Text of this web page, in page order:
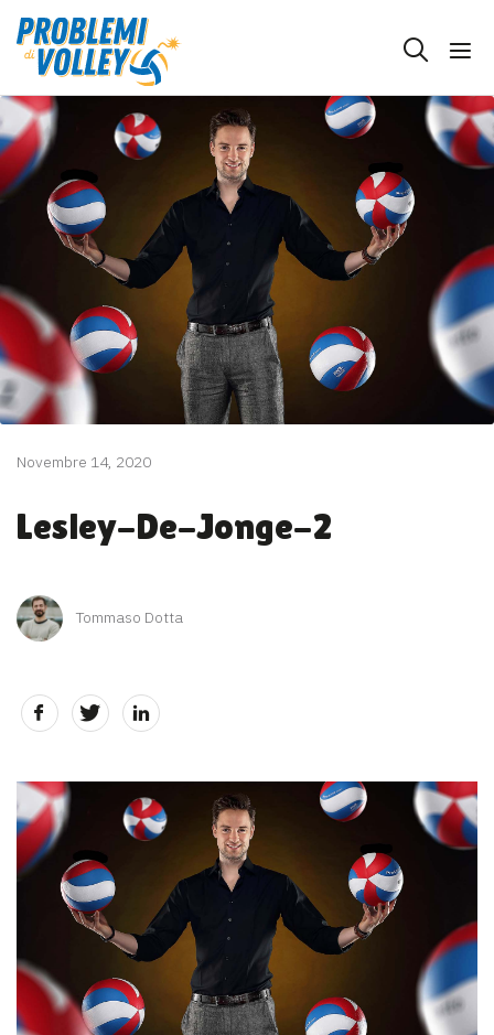
Novembre 14, 2020
Lesley-De-Jonge-2
Tommaso Dotta